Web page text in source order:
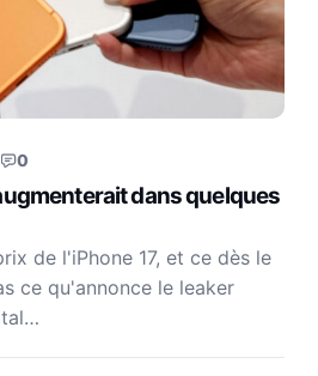
0
dans quelques
de l'iPhone 17, et ce dès le
ce qu'annonce le leaker